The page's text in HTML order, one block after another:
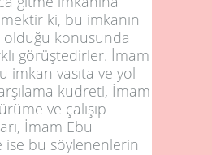
ki, bu imkanın
konusunda
görüştedirler. İmam
imkan vasıta ve yol
kudreti, İmam
ve çalışıp
İmam Ebu
ise bu söylenenlerin